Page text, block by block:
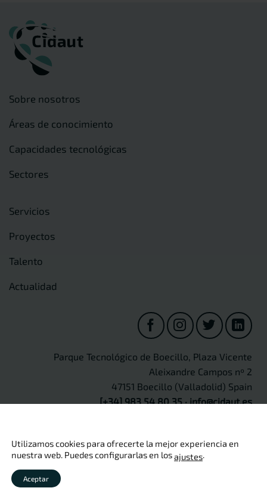
Sobre nosotros
Áreas de conocimiento
Capacidades tecnológicas
Sectores
Servicios
Proyectos
Talento
Actualidad
Parque Tecnológico de Boecillo, Plaza Vicente
Aleixandre Campos nº 2
47151 Boecillo (Valladolid) Spain
[+34] 983 54 80 35·info@cidaut.es
Aviso legal ·
de calidad
Copyright 2026 © CIDAUT
Utilizamos cookies para ofrecerte la mejor experiencia en
nuestra web. Puedes configurarlas en losajustes.
Aceptar